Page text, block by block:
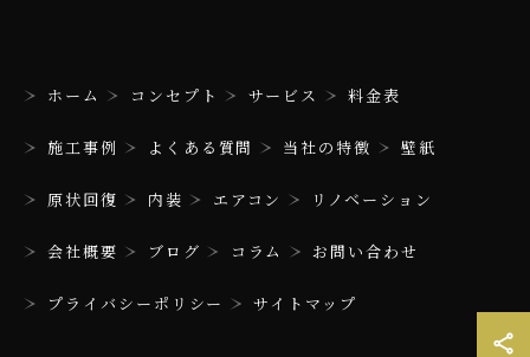
ホーム コンセプト サービス 料金表
施工事例 よくある質問 当社の特徴 壁紙
原状回復 内装 エアコン リノベーション
会社概要 ブログ コラム お問い合わせ
プライバシーポリシー サイトマップ